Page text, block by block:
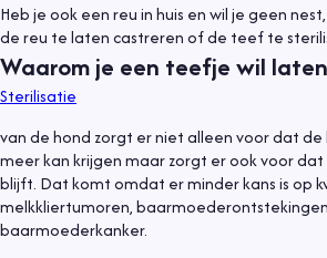
Heb je ook een reu in huis en wil je geen
de reu te laten castreren of de teef te
Waarom je een teefje wil
Sterilisatie
van de hond zorgt er niet alleen voor dat
meer kan krijgen maar zorgt er ook voor
blijft. Dat komt omdat er minder kans is op
melkkliertumoren,
baarmoederkanker.